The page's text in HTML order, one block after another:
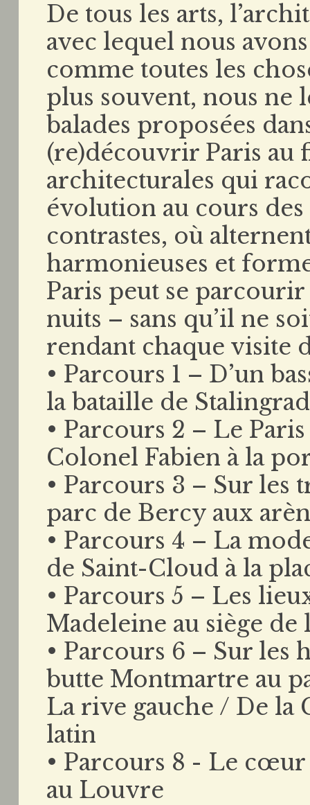
De tous les arts,
avec lequel nous
comme toutes les
plus souvent, nous ne
balades proposées
(re)découvrir Paris au
architecturales qui
évolution au cours
contrastes, où
harmonieuses et
Paris peut se
nuits – sans qu’il ne
rendant chaque visite
• Parcours 1 – D’un
la bataille de
• Parcours 2 – Le
Colonel Fabien à la
• Parcours 3 – Sur les
parc de Bercy aux
• Parcours 4 – La
de Saint-Cloud à la
• Parcours 5 – Les
Madeleine au siège de
• Parcours 6 – Sur les
butte Montmartre au
La rive gauche / De la
latin
• Parcours 8 - Le
au Louvre